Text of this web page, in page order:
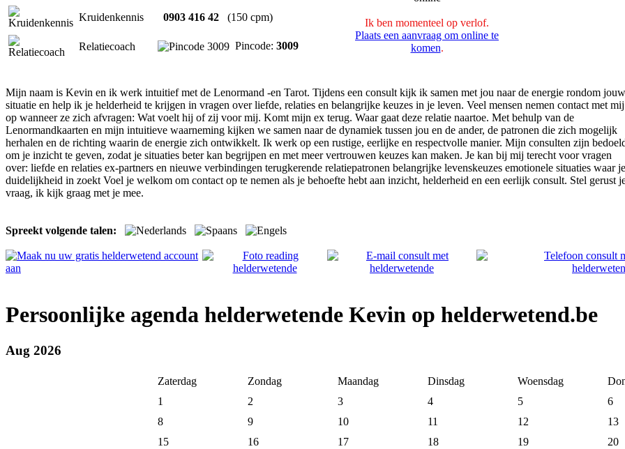
Ik ben momenteel op verlof.
Plaats een aanvraag om online te
komen.
Kruidenkennis 0903 416 42 (150 cpm)
Relatiecoach Pincode: 3009
Mijn naam is Kevin en ik werk intuitief met de Lenormand -en Tarot. Tijdens een consult kijk ik samen met jou naar de energie rondom jouw
situatie en help ik je helderheid te krijgen in vragen over liefde, relaties en belangrijke keuzes in je leven. Veel mensen nemen contact met mij
op wanneer ze zich afvragen: Wat voelt hij of zij voor mij. Komt mijn ex terug. Waar gaat deze relatie naartoe. Met behulp van de
Lenormandkaarten en mijn intuitieve waarneming kijken we samen naar de dynamiek tussen jou en de ander, de patronen die zich mogelijk
herhalen en de richting waarin de energie zich ontwikkelt. Ik werk op een rustige, eerlijke en respectvolle manier. Mijn consulten zijn
om je inzicht te geven, zodat je situaties beter kan begrijpen en met meer vertrouwen keuzes kan maken. Je kan bij mij terecht voor vragen
over: liefde en relaties ex-partners en nieuwe verbindingen terugkerende relatiepatronen belangrijke levenskeuzes emotionele situaties waar je
duidelijkheid in zoekt Voel je welkom om contact op te nemen als je behoefte hebt aan inzicht, helderheid en een eerlijk consult. Stel gerust
vraag, ik kijk graag met je mee.
Spreekt volgende talen:
Persoonlijke agenda helderwetende Kevin op helderwetend.be
Aug 2026
Zaterdag Zondag Maandag Dinsdag Woensdag
1
2 3 4 5
6
8
9 10 11 12
13
15
16 17 18 19
20